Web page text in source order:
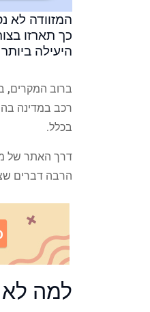
המזוודה לא
כך תארזו
היעילה ביותר
ברוב המקרים,
רכב במדינה בה
בכלל.
דרך האתר של
הרבה דברים
למה לא